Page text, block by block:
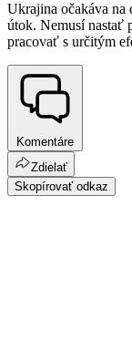
Ukrajina očakáva
útok. Nemusí nastať
pracovať s určitým
Komentáre
Zdielať
Skopírovať odkaz